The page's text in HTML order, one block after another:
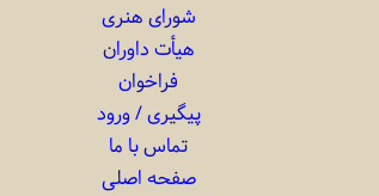
شورای هنری
هیأت داوران
فراخوان
پیگیری / ورود
تماس با ما
صفحه اصلی